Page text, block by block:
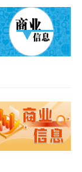
多人群均
产品严格
比全面均
微量营养